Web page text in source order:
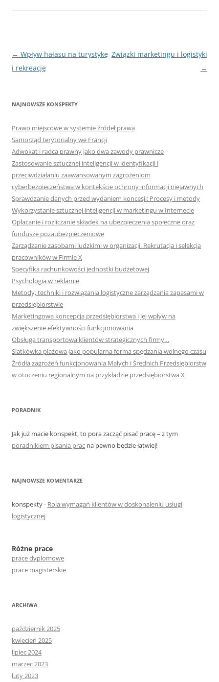
Nawigacja
wpisu
← Wpływ hałasu na turystykę
i rekreację
Związki marketingu i logistyki
→
NAJNOWSZE KONSPEKTY
Prawo miejscowe w systemie źródeł prawa
Samorząd terytorialny we Francji
Adwokat i radca prawny jako dwa zawody prawnicze
Zastosowanie sztucznej inteligencji w identyfikacji i
przeciwdziałaniu zaawansowanym zagrożeniom
cyberbezpieczeństwa w kontekście ochrony informacji niejawnych
Sprawdzanie danych przed wydaniem koncesji: Procesy i metody
Wykorzystanie sztucznej inteligencji w marketingu w Internecie
Opłacanie i rozliczanie składek na ubezpieczenia społeczne oraz
fundusze pozaubezpieczeniowe
Zarządzanie zasobami ludzkimi w organizacji. Rekrutacja i selekcja
pracowników w Firmie X
Specyfika rachunkowości jednostki budżetowej
Psychologia w reklamie
Metody, techniki i rozwiązania logistyczne zarządzania zapasami w
przedsiębiorstwie
Marketingowa koncepcja przedsiębiorstwa i jej wpływ na
zwiększenie efektywności funkcjonowania
Obsługa transportowa klientów strategicznych firmy…
Siatkówka plażowa jako popularna forma spędzania wolnego czasu
Źródła zagrożeń funkcjonowania Małych i Średnich Przedsiębiorstw
w otoczeniu regionalnym na przykładzie przedsiębiorstwa X
PORADNIK
Jak już macie konspekt, to pora zacząć pisać pracę – z tym
poradnikiem pisania prac na pewno będzie łatwiej!
NAJNOWSZE KOMENTARZE
konspekty- Rola wymagań klientów w doskonaleniu usługi
logistycznej
Różne prace
prace dyplomowe
prace magisterskie
ARCHIWA
październik 2025
kwiecień 2025
lipiec 2024
marzec 2023
luty 2023